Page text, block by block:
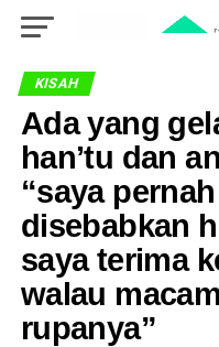
KISAH
Ada yang
han’tu dan
“saya
disebabkan
saya terima
walau
rupanya”